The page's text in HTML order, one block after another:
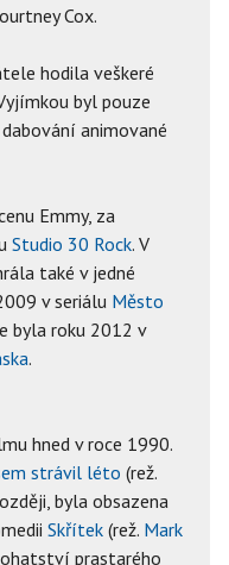
Cox.
hodila veškeré
byl pouze
animované
Emmy, za
Studio 30 Rock. V
také v jedné
v seriálu Město
byla roku 2012 v
.
hned v roce 1990.
strávil léto (rež.
byla obsazena
Skřítek (rež. Mark
prastarého